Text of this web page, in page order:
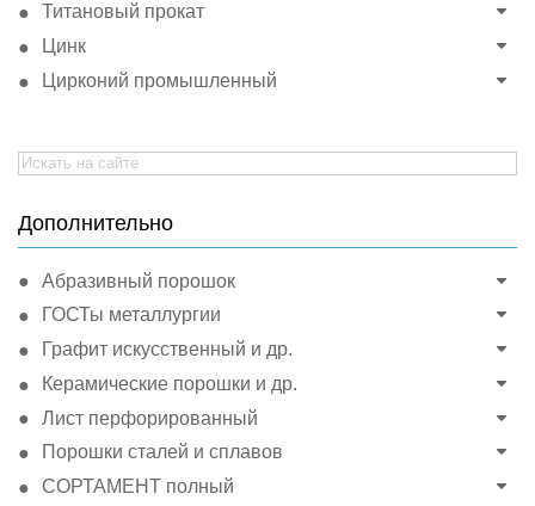
Титановый прокат
Цинк
Цирконий промышленный
Search
for:
Дополнительно
Абразивный порошок
ГОСТы металлургии
Графит искусственный и др.
Керамические порошки и др.
Лист перфорированный
Порошки сталей и сплавов
СОРТАМЕНТ полный